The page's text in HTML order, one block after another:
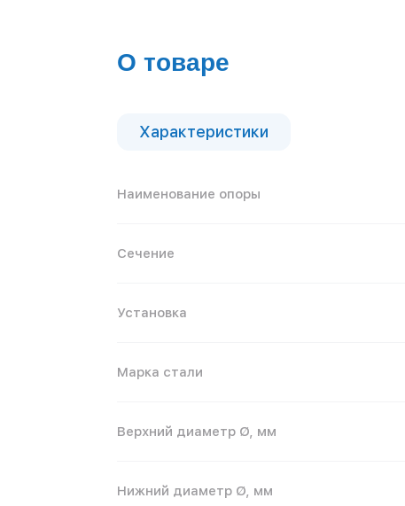
О товаре
Характеристики
Наименование опоры
Сечение
Установка
Марка стали
Верхний диаметр Ø, мм
Нижний диаметр Ø, мм